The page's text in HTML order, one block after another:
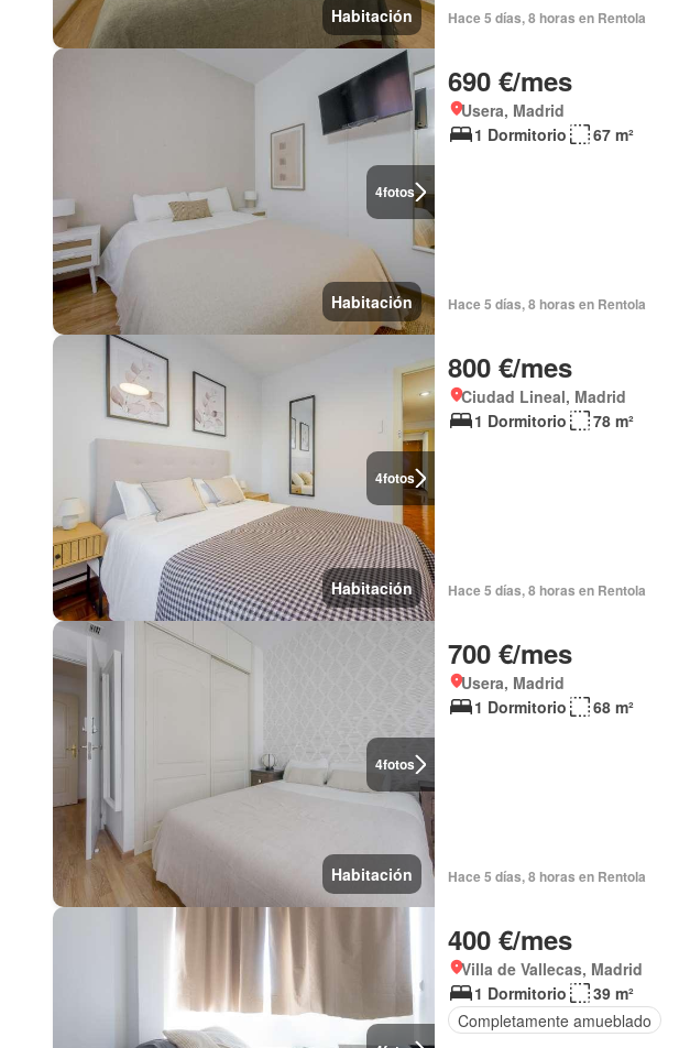
Habitación Hace 5 días, 8 horas en Rentola
4fotos
Habitación
690 €/mes
Usera, Madrid
1 Dormitorio
67 m²
Hace 5 días, 8 horas en Rentola
4fotos
Habitación
800 €/mes
Ciudad Lineal, Madrid
1 Dormitorio
78 m²
Hace 5 días, 8 horas en Rentola
4fotos
Habitación
700 €/mes
Usera, Madrid
1 Dormitorio
68 m²
Hace 5 días, 8 horas en Rentola
400 €/mes
Villa de Vallecas, Madrid
1 Dormitorio
39 m²
Completamente amueblado